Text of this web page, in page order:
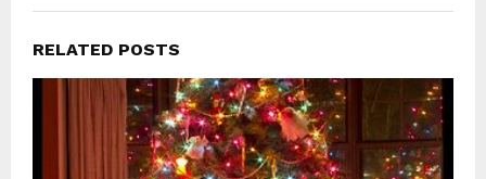
RELATED POSTS